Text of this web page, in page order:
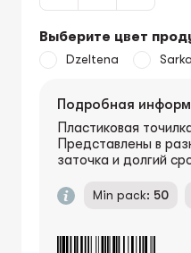
Выберите цвет
Dzeltena
Подробная
Пластиковая
Представлены в
заточка и долгий
Min pack: 50